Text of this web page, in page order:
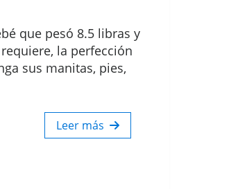
que pesó 8.5 libras y
la perfección
sus manitas, pies,
Leer más